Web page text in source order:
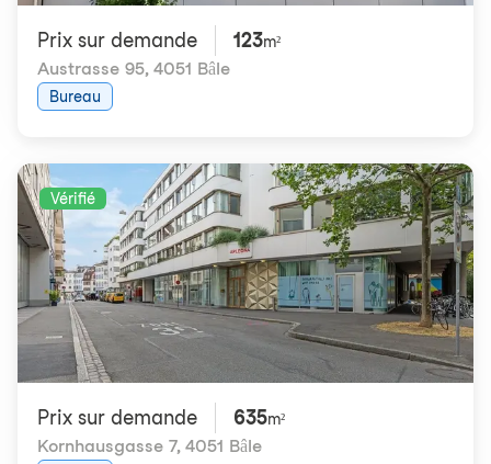
Prix ​​sur demande 123m²
Austrasse 95, 4051 Bâle
Bureau
Vérifié
Prix ​​sur demande 635m²
Kornhausgasse 7, 4051 Bâle